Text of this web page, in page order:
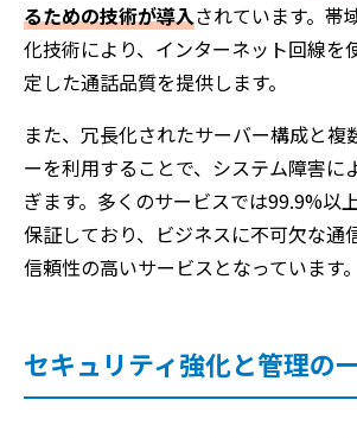
るための技術が導入されています。帯
化技術により、インターネット回線を
定した通話品質を提供します。
また、冗長化されたサーバー構成と複
ーを利用することで、システム障害に
ぎます。多くのサービスでは99.9%以
保証しており、ビジネスに不可欠な通
信頼性の高いサービスとなっています。
セキュリティ強化と管理の